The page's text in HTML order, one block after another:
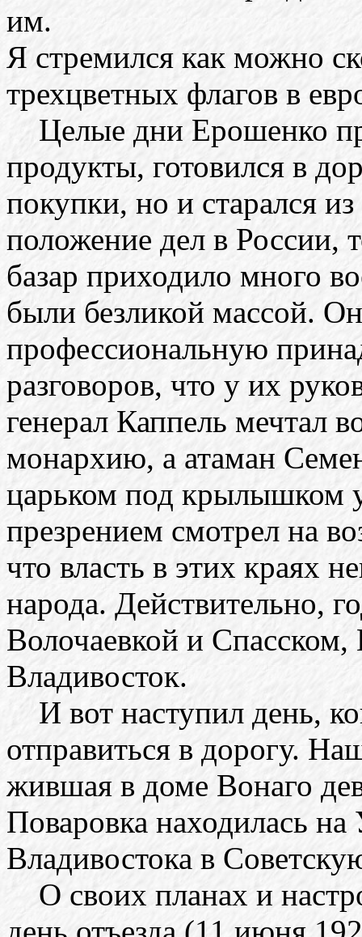
им.
Я стремился как можно
трехцветных флагов в
Целые дни Ерошенко
продукты, готовился в
покупки, но и старался
положение дел в России,
базар приходило много
были безликой массой.
профессиональную
разговоров, что у их
генерал Каппель мечтал
монархию, а атаман
царьком под крылышком
презрением смотрел на
что власть в этих краях
народа. Действительно,
Волочаевкой и
Владивосток.
И вот наступил день,
отправиться в дорогу.
жившая в доме Вонаго
Поваровка находилась
Владивостока в
О своих планах и